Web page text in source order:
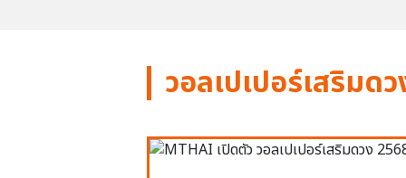
วอลเปเปอร์เสริมด